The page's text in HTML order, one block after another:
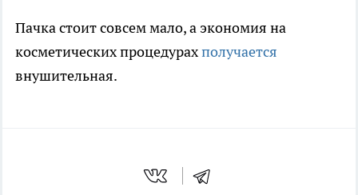
Пачка стоит совсем мало, а экономия на
косметических процедурахполучается
внушительная.